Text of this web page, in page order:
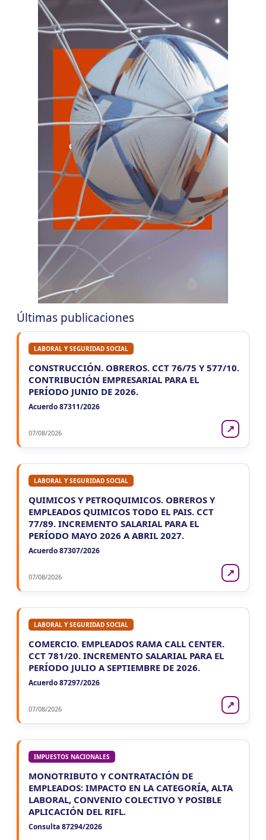
CATAMARCA
CATAMARCA
Agentes RetenciÃ³n Catamarca
CUIT 0-1-2-3-4-5-6-7-8-9-…
LUN
10 Agentes Ret. Perc. Chaco
CUIT 0-1-2-3-4-5-6-7-8-9-…
CHUBUT
10 CHUBUT
Agentes Ret. y Perc. Chubut 2Q
CUIT 0-1-2-3-4-5-6-7-8-9-…
CORRIENTES
LUN
CORRIENTES
IIBB Corrientes Cuota Fija
CUIT 0-2-4-6-8-…
LUN
10 CORRIENTES
Reg. Unif. Ret. y Perc. Ctes.
CUIT 4-8-…
Últimas publicaciones
LABORAL Y SEGURIDAD SOCIAL
CONSTRUCCIÓN. OBREROS. CCT 76/75 Y 577/10.
CONTRIBUCIÓN EMPRESARIAL PARA EL
PERÍODO JUNIO DE 2026.
Acuerdo 87311/2026
07/08/2026 ↗
LABORAL Y SEGURIDAD SOCIAL
QUIMICOS Y PETROQUIMICOS. OBREROS Y
EMPLEADOS QUIMICOS TODO EL PAIS. CCT
77/89. INCREMENTO SALARIAL PARA EL
PERÍODO MAYO 2026 A ABRIL 2027.
Acuerdo 87307/2026
07/08/2026 ↗
LABORAL Y SEGURIDAD SOCIAL
COMERCIO. EMPLEADOS RAMA CALL CENTER.
CCT 781/20. INCREMENTO SALARIAL PARA EL
PERÍODO JULIO A SEPTIEMBRE DE 2026.
Acuerdo 87297/2026
07/08/2026 ↗
IMPUESTOS NACIONALES
MONOTRIBUTO Y CONTRATACIÓN DE
EMPLEADOS: IMPACTO EN LA CATEGORÍA, ALTA
LABORAL, CONVENIO COLECTIVO Y POSIBLE
APLICACIÓN DEL RIFL.
Consulta 87294/2026